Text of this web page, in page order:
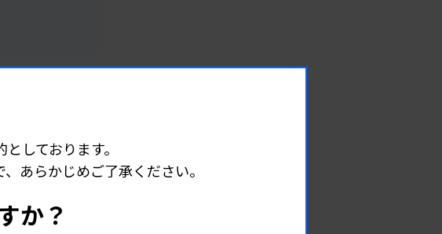
スまとめ
号］
スまとめ
しております。
あらかじめご了承ください。
か？